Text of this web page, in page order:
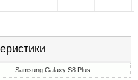
Samsung Galaxy S8 Plus